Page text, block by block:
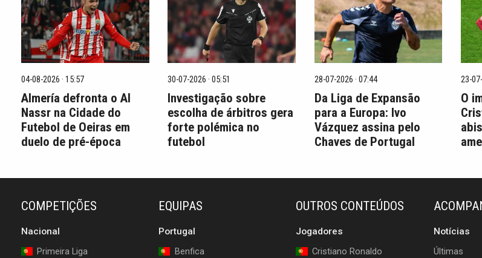
04-08-2026 · 15:57
Almería defronta o Al
Nassr na Cidade do
Futebol de Oeiras em
duelo de pré-época
30-07-2026 · 05:51
Investigação sobre
escolha de árbitros gera
forte polémica no
futebol
28-07-2026 · 07:44
Da Liga de Expansão
para a Europa: Ivo
Vázquez assina pelo
Chaves de Portugal
23-
O
COMPETIÇÕES
Nacional
Primeira Liga
EQUIPAS
Portugal
Benfica
OUTROS CONTEÚDOS
Jogadores
Cristiano Ronaldo
Notícias
Últimas